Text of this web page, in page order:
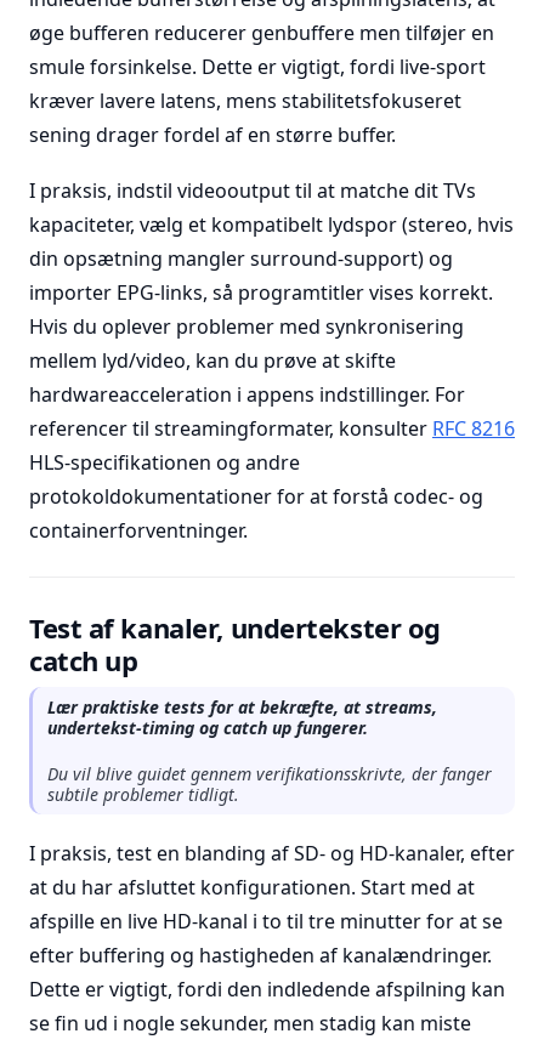
øge bufferen reducerer genbuffere men tilføjer en
smule forsinkelse. Dette er vigtigt, fordi live-sport
kræver lavere latens, mens stabilitetsfokuseret
sening drager fordel af en større buffer.
I praksis, indstil videooutput til at matche dit TVs
kapaciteter, vælg et kompatibelt lydspor (stereo, hvis
din opsætning mangler surround-support) og
importer EPG-links, så programtitler vises korrekt.
Hvis du oplever problemer med synkronisering
mellem lyd/video, kan du prøve at skifte
hardwareacceleration i appens indstillinger. For
referencer til streamingformater, konsulter RFC 8216
HLS-specifikationen og andre
protokoldokumentationer for at forstå codec- og
containerforventninger.
Test af kanaler, undertekster og
catch up
Lær praktiske tests for at bekræfte, at streams,
undertekst-timing og catch up fungerer.
Du vil blive guidet gennem verifikationsskrivte, der fanger
subtile problemer tidligt.
I praksis, test en blanding af SD- og HD-kanaler, efter
at du har afsluttet konfigurationen. Start med at
afspille en live HD-kanal i to til tre minutter for at se
efter buffering og hastigheden af kanalændringer.
Dette er vigtigt, fordi den indledende afspilning kan
se fin ud i nogle sekunder, men stadig kan miste